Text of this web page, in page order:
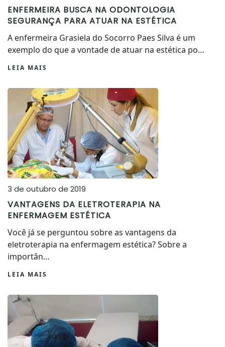
ENFERMEIRA BUSCA NA ODONTOLOGIA
SEGURANÇA PARA ATUAR NA ESTÉTICA
A enfermeira Grasiela do Socorro Paes Silva é um
exemplo do que a vontade de atuar na estética po…
LEIA MAIS
3 de outubro de 2019
VANTAGENS DA ELETROTERAPIA NA
ENFERMAGEM ESTÉTICA
Você já se perguntou sobre as vantagens da
eletroterapia na enfermagem estética? Sobre a
importân…
LEIA MAIS